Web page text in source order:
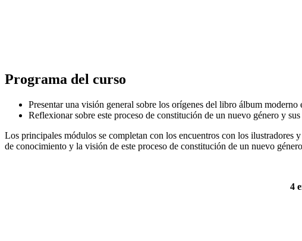
Programa del curso
Presentar una visión general sobre los orígenes del libro álbum
Reflexionar sobre este proceso de constitución de un nuevo género y
Los principales módulos se completan con los encuentros con los ilustradores
de conocimiento y la visión de este proceso de constitución de un nuevo
4